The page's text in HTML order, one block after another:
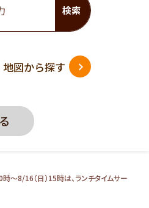
検索
地図から探す
～8/16（日）15時は、ランチタイムサービス